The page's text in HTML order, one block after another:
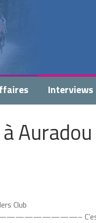
Interviews
Club